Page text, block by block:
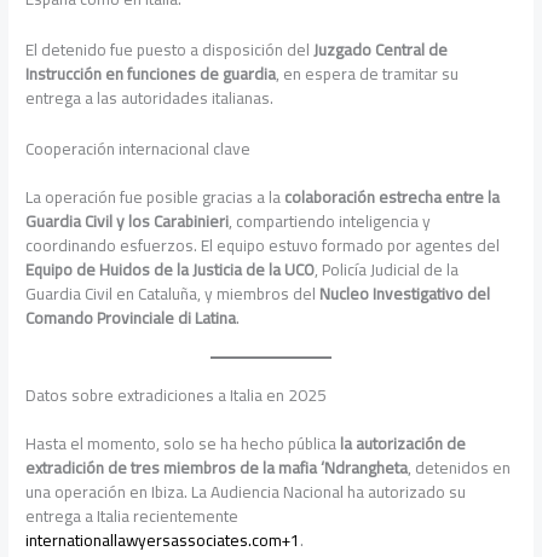
El detenido fue puesto a disposición delJuzgado Central de
Instrucción en funciones de guardia, en espera de tramitar su
entrega a las autoridades italianas.
Cooperación internacional clave
La operación fue posible gracias a lacolaboración estrecha entre la
Guardia Civil y los Carabinieri, compartiendo inteligencia y
coordinando esfuerzos. El equipo estuvo formado por agentes del
Equipo de Huidos de la Justicia de la UCO, Policía Judicial de la
Guardia Civil en Cataluña, y miembros delNucleo Investigativo del
Comando Provinciale di Latina.
Datos sobre extradiciones a Italia en 2025
Hasta el momento, solo se ha hecho públicala autorización de
extradición de tres miembros de la mafia ‘Ndrangheta, detenidos en
una operación en Ibiza. La Audiencia Nacional ha autorizado su
entrega a Italia recientemente
internationallawyersassociates.com+1.